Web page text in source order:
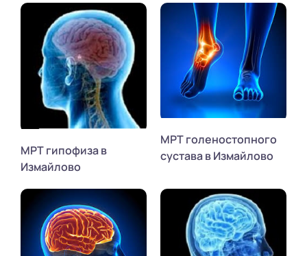
МРТ гипофиза в
Измайлово
МРТ голеностопного
сустава в Измайлово